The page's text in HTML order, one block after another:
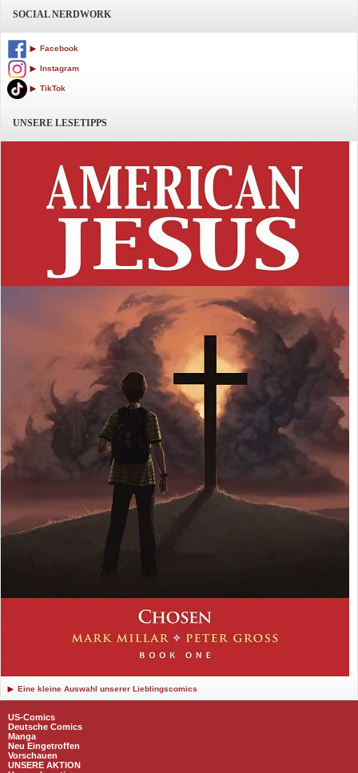
SOCIAL NERDWORK
Facebook
Instagram
TikTok
UNSERE LESETIPPS
Eine kleine Auswahl unserer Lieblingscomics
US-Comics
Deutsche Comics
Manga
Neu Eingetroffen
Vorschauen
UNSERE AKTION